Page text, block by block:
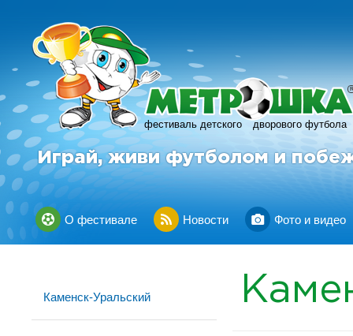
фестиваль детского дворового футбола
R
Играй, живи футболом и
О фестивале Новости Фото и видео
Каменск-Уральский